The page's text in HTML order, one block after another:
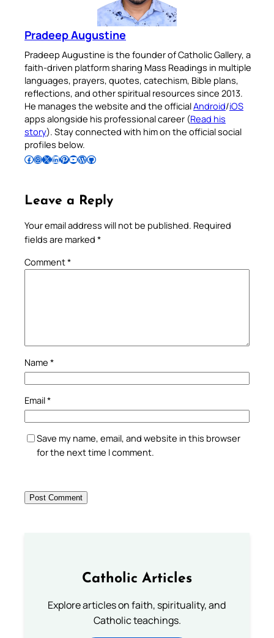
Pradeep Augustine
Pradeep Augustine is the founder of Catholic Gallery, a
faith-driven platform sharing Mass Readings in multiple
languages, prayers, quotes, catechism, Bible plans,
reflections, and other spiritual resources since 2013.
He manages the website and the officialAndroid/iOS
apps alongside his professional career (Read his
story). Stay connected with him on the official social
profiles below.
Follow Pradeep on Facebook Follow Pradeep on InstagramFollow Pradeep on X Follow Pradeep on LinkedIn Follow Pradeep on Pinterest Subscribe to Pradeep’s Youtube Channel Follow Pradeep on WordPress Follow Pradeep on GitHub
Leave a Reply
Your email address will not be published. Required
fields are marked *
Comment*
Name *
Email*
Save my name, email, and website in this browser
for the next time I comment.
Catholic Articles
Explore articles on faith, spirituality, and
Catholic teachings.